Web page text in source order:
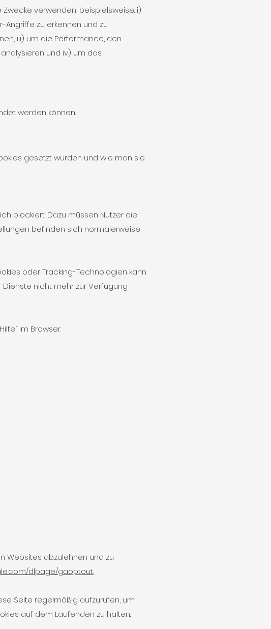
verwenden, beispielsweise: i)
zu erkennen und zu
iii) um die Performance, den
und iv) um das
werden können.
gesetzt wurden und wie man sie
blockiert. Dazu müssen Nutzer die
befinden sich normalerweise
oder Tracking-Technologien kann
nicht mehr zur Verfügung
im Browser.
Websites abzulehnen und zu
dlpage/gaoptout.
Seite regelmäßig aufzurufen, um
auf dem Laufenden zu halten.